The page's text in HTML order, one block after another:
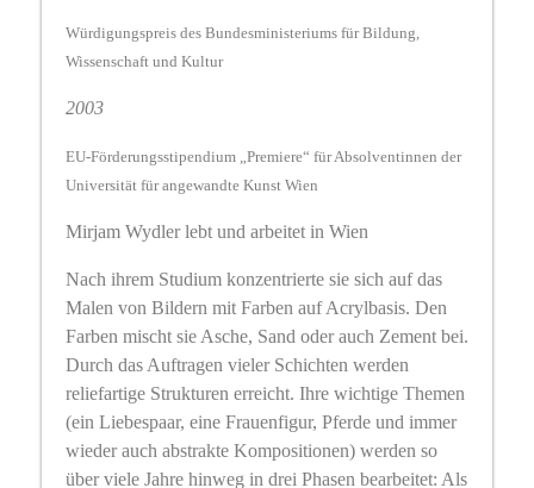
Würdigungspreis des Bundesministeriums für Bildung,
Wissenschaft und Kultur
2003
EU-Förderungsstipendium „Premiere“ für Absolventinnen der
Universität für angewandte Kunst Wien
Mirjam Wydler lebt und arbeitet in Wien
Nach ihrem Studium konzentrierte sie sich auf das
Malen von Bildern mit Farben auf Acrylbasis. Den
Farben mischt sie Asche, Sand oder auch Zement bei.
Durch das Auftragen vieler Schichten werden
reliefartige Strukturen erreicht. Ihre wichtige Themen
(ein Liebespaar, eine Frauenfigur, Pferde und immer
wieder auch abstrakte Kompositionen) werden so
über viele Jahre hinweg in drei Phasen bearbeitet: Als